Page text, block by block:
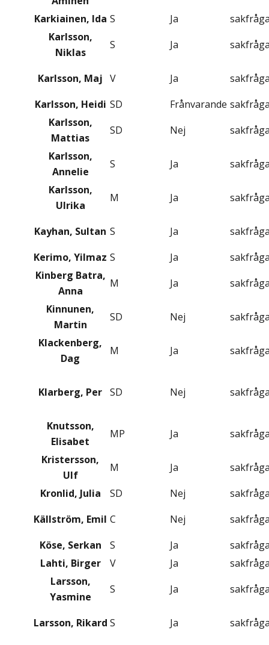
Karkiainen, Ida S Ja
Karlsson,
Niklas
S Ja
Karlsson, Maj V Ja
Karlsson, Heidi SD Frånvarande
Karlsson,
Mattias
SD Nej
Karlsson,
Annelie
S Ja
Karlsson,
Ulrika
M Ja
Kayhan, Sultan S Ja
Kerimo, Yilmaz S Ja
Kinberg Batra,
Anna
M Ja
Kinnunen,
Martin
SD Nej
Klackenberg,
Dag
M Ja
Klarberg, Per SD Nej
Knutsson,
Elisabet
MP Ja
Kristersson,
Ulf
M Ja
Kronlid, Julia
SD Nej
Källström, Emil C Nej
Köse, Serkan
S Ja
Lahti, Birger
V Ja
Larsson,
Yasmine
S Ja
Larsson, Rikard S Ja